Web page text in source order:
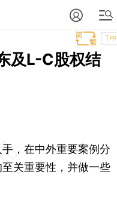
T中
及L-C股权结
，在中外重要案例分
关重要性，并做一些